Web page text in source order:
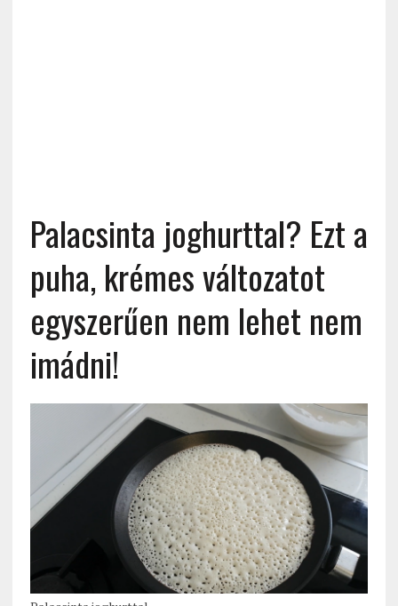
Palacsinta joghurttal? Ezt a
puha, krémes változatot
egyszerűen nem lehet nem
imádni!